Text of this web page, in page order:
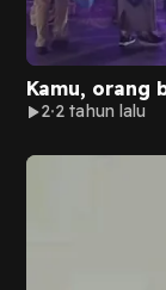
Kamu, orang
2 2 tahun lalu